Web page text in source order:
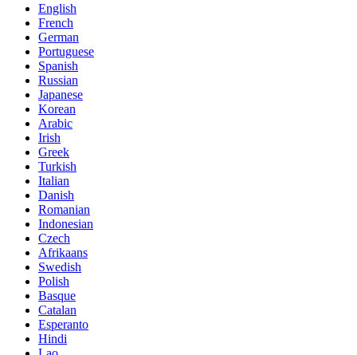
English
French
German
Portuguese
Spanish
Russian
Japanese
Korean
Arabic
Irish
Greek
Turkish
Italian
Danish
Romanian
Indonesian
Czech
Afrikaans
Swedish
Polish
Basque
Catalan
Esperanto
Hindi